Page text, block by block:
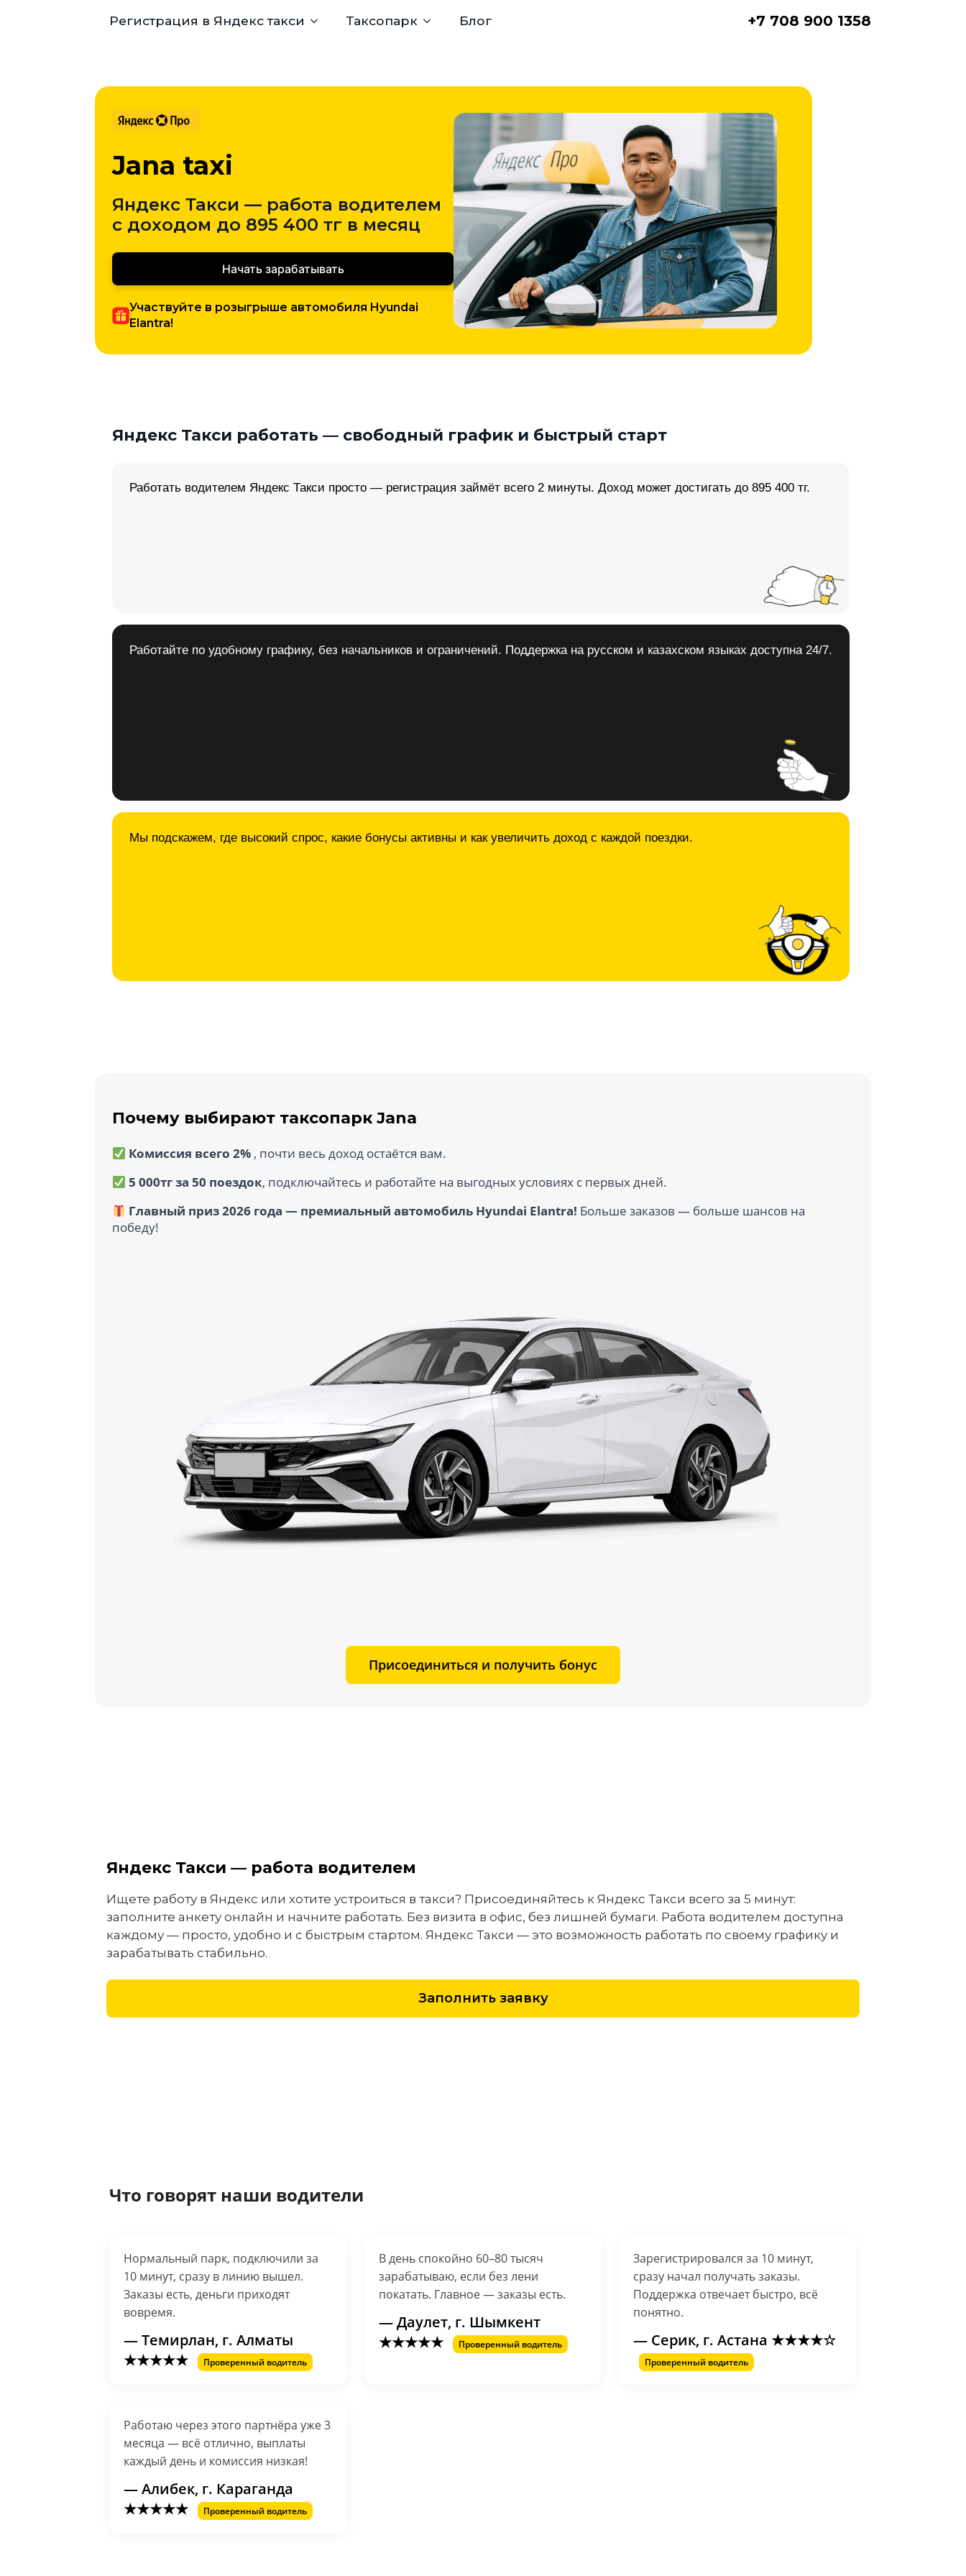
Регистрация в Яндекс такси Таксопарк Блог +7 708 900 1358
Jana taxi
Яндекс Такси — работа водителем
с доходом до 895 400 тг в месяц
Начать зарабатывать
Участвуйте в розыгрыше автомобиля Hyundai
Elantra!
Яндекс Такси работать — свободный график и быстрый старт
Работать водителем Яндекс Такси просто — регистрация займёт всего 2 минуты. Доход может достигать до 895 400 тг.
Работайте по удобному графику, без начальников и ограничений. Поддержка на русском и казахском языках доступна 24/7.
Мы подскажем, где высокий спрос, какие бонусы активны и как увеличить доход с каждой поездки.
Почему выбирают таксопарк Jana
Комиссия всего 2% , почти весь доход остаётся вам.
5 000тг за 50 поездок, подключайтесь и работайте на выгодных условиях с первых дней.
Главный приз 2026 года — премиальный автомобиль Hyundai Elantra! Больше заказов — больше шансов на
победу!
Присоединиться и получить бонус
Яндекс Такси — работа водителем
Ищете работу в Яндекс или хотите устроиться в такси? Присоединяйтесь к Яндекс Такси всего за 5 минут:
заполните анкету онлайн и начните работать. Без визита в офис, без лишней бумаги. Работа водителем доступна
каждому — просто, удобно и с быстрым стартом. Яндекс Такси — это возможность работать по своему графику и
зарабатывать стабильно.
Заполнить заявку
Что говорят наши водители
Нормальный парк, подключили за
10 минут, сразу в линию вышел.
Заказы есть, деньги приходят
вовремя.
— Темирлан, г. Алматы
★★★★★
Проверенный водитель
В день спокойно 60–80 тысяч
зарабатываю, если без лени
покатать. Главное — заказы есть.
— Даулет, г. Шымкент
★★★★★
Проверенный водитель
Зарегистрировался за 10 минут,
сразу начал получать заказы.
Поддержка отвечает быстро, всё
понятно.
— Серик, г. Астана ★★★★☆
Проверенный водитель
Работаю через этого партнёра уже 3
месяца — всё отлично, выплаты
каждый день и комиссия низкая!
— Алибек, г. Караганда
★★★★★
Проверенный водитель